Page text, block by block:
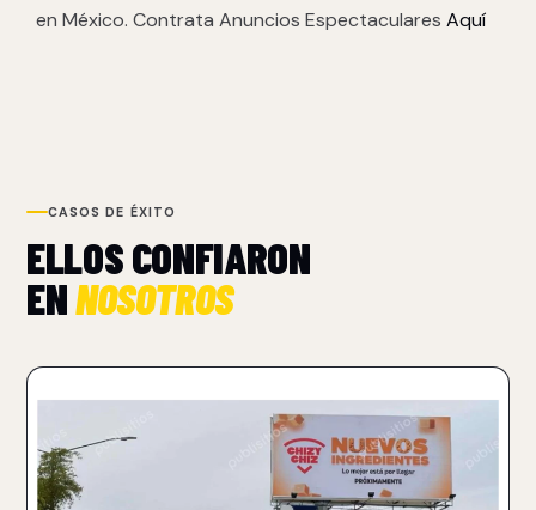
en México. Contrata Anuncios Espectaculares Aquí
CASOS DE ÉXITO
ELLOS CONFIARON
ENNOSOTROS